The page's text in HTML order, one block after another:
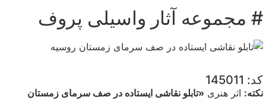
# مجموعه آثار واسیلی پروف
کد: 145011
نکته: اثر هنری «تابلو نقاشی ایستاده در صف سرمای زمستان